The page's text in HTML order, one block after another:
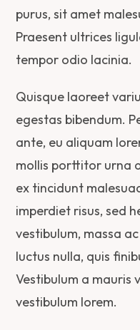
purus, sit amet
Praesent ultrices
tempor odio lacinia.
Quisque laoreet
egestas bibendum.
ante, eu aliquam
mollis porttitor urna
ex tincidunt
imperdiet risus, sed
vestibulum, massa
luctus nulla, quis
Vestibulum a mauris
vestibulum lorem.